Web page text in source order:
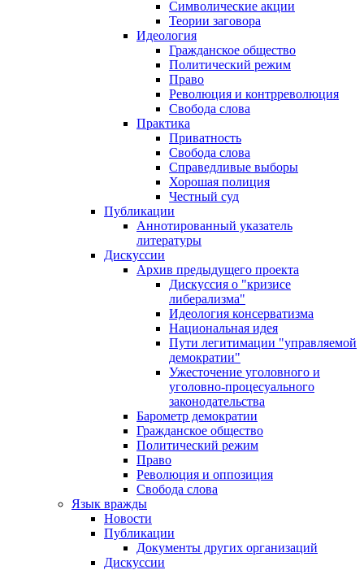
Символические акции
Теории заговора
Идеология
Гражданское общество
Политический режим
Право
Революция и контрреволюция
Свобода слова
Практика
Приватность
Свобода слова
Справедливые выборы
Хорошая полиция
Честный суд
Публикации
Аннотированный указатель
литературы
Дискуссии
Архив предыдущего проекта
Дискуссия о "кризисе
либерализма"
Идеология консерватизма
Национальная идея
Пути легитимации "управляемой
демократии"
Ужесточение уголовного и
уголовно-процесуального
законодательства
Барометр демократии
Гражданское общество
Политический режим
Право
Революция и оппозиция
Свобода слова
Язык вражды
Новости
Публикации
Документы других организаций
Дискуссии